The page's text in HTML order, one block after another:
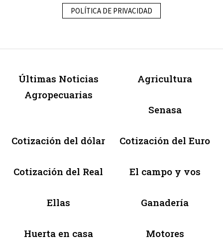
POLÍTICA DE PRIVACIDAD
Últimas Noticias
Agropecuarias
Agricultura
Senasa
Cotización del dólar Cotización del Euro
Cotización del Real El campo y vos
Ellas Ganadería
Huerta en casa Motores